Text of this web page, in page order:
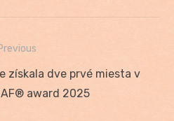
získala dve prvé miesta v
award 2025